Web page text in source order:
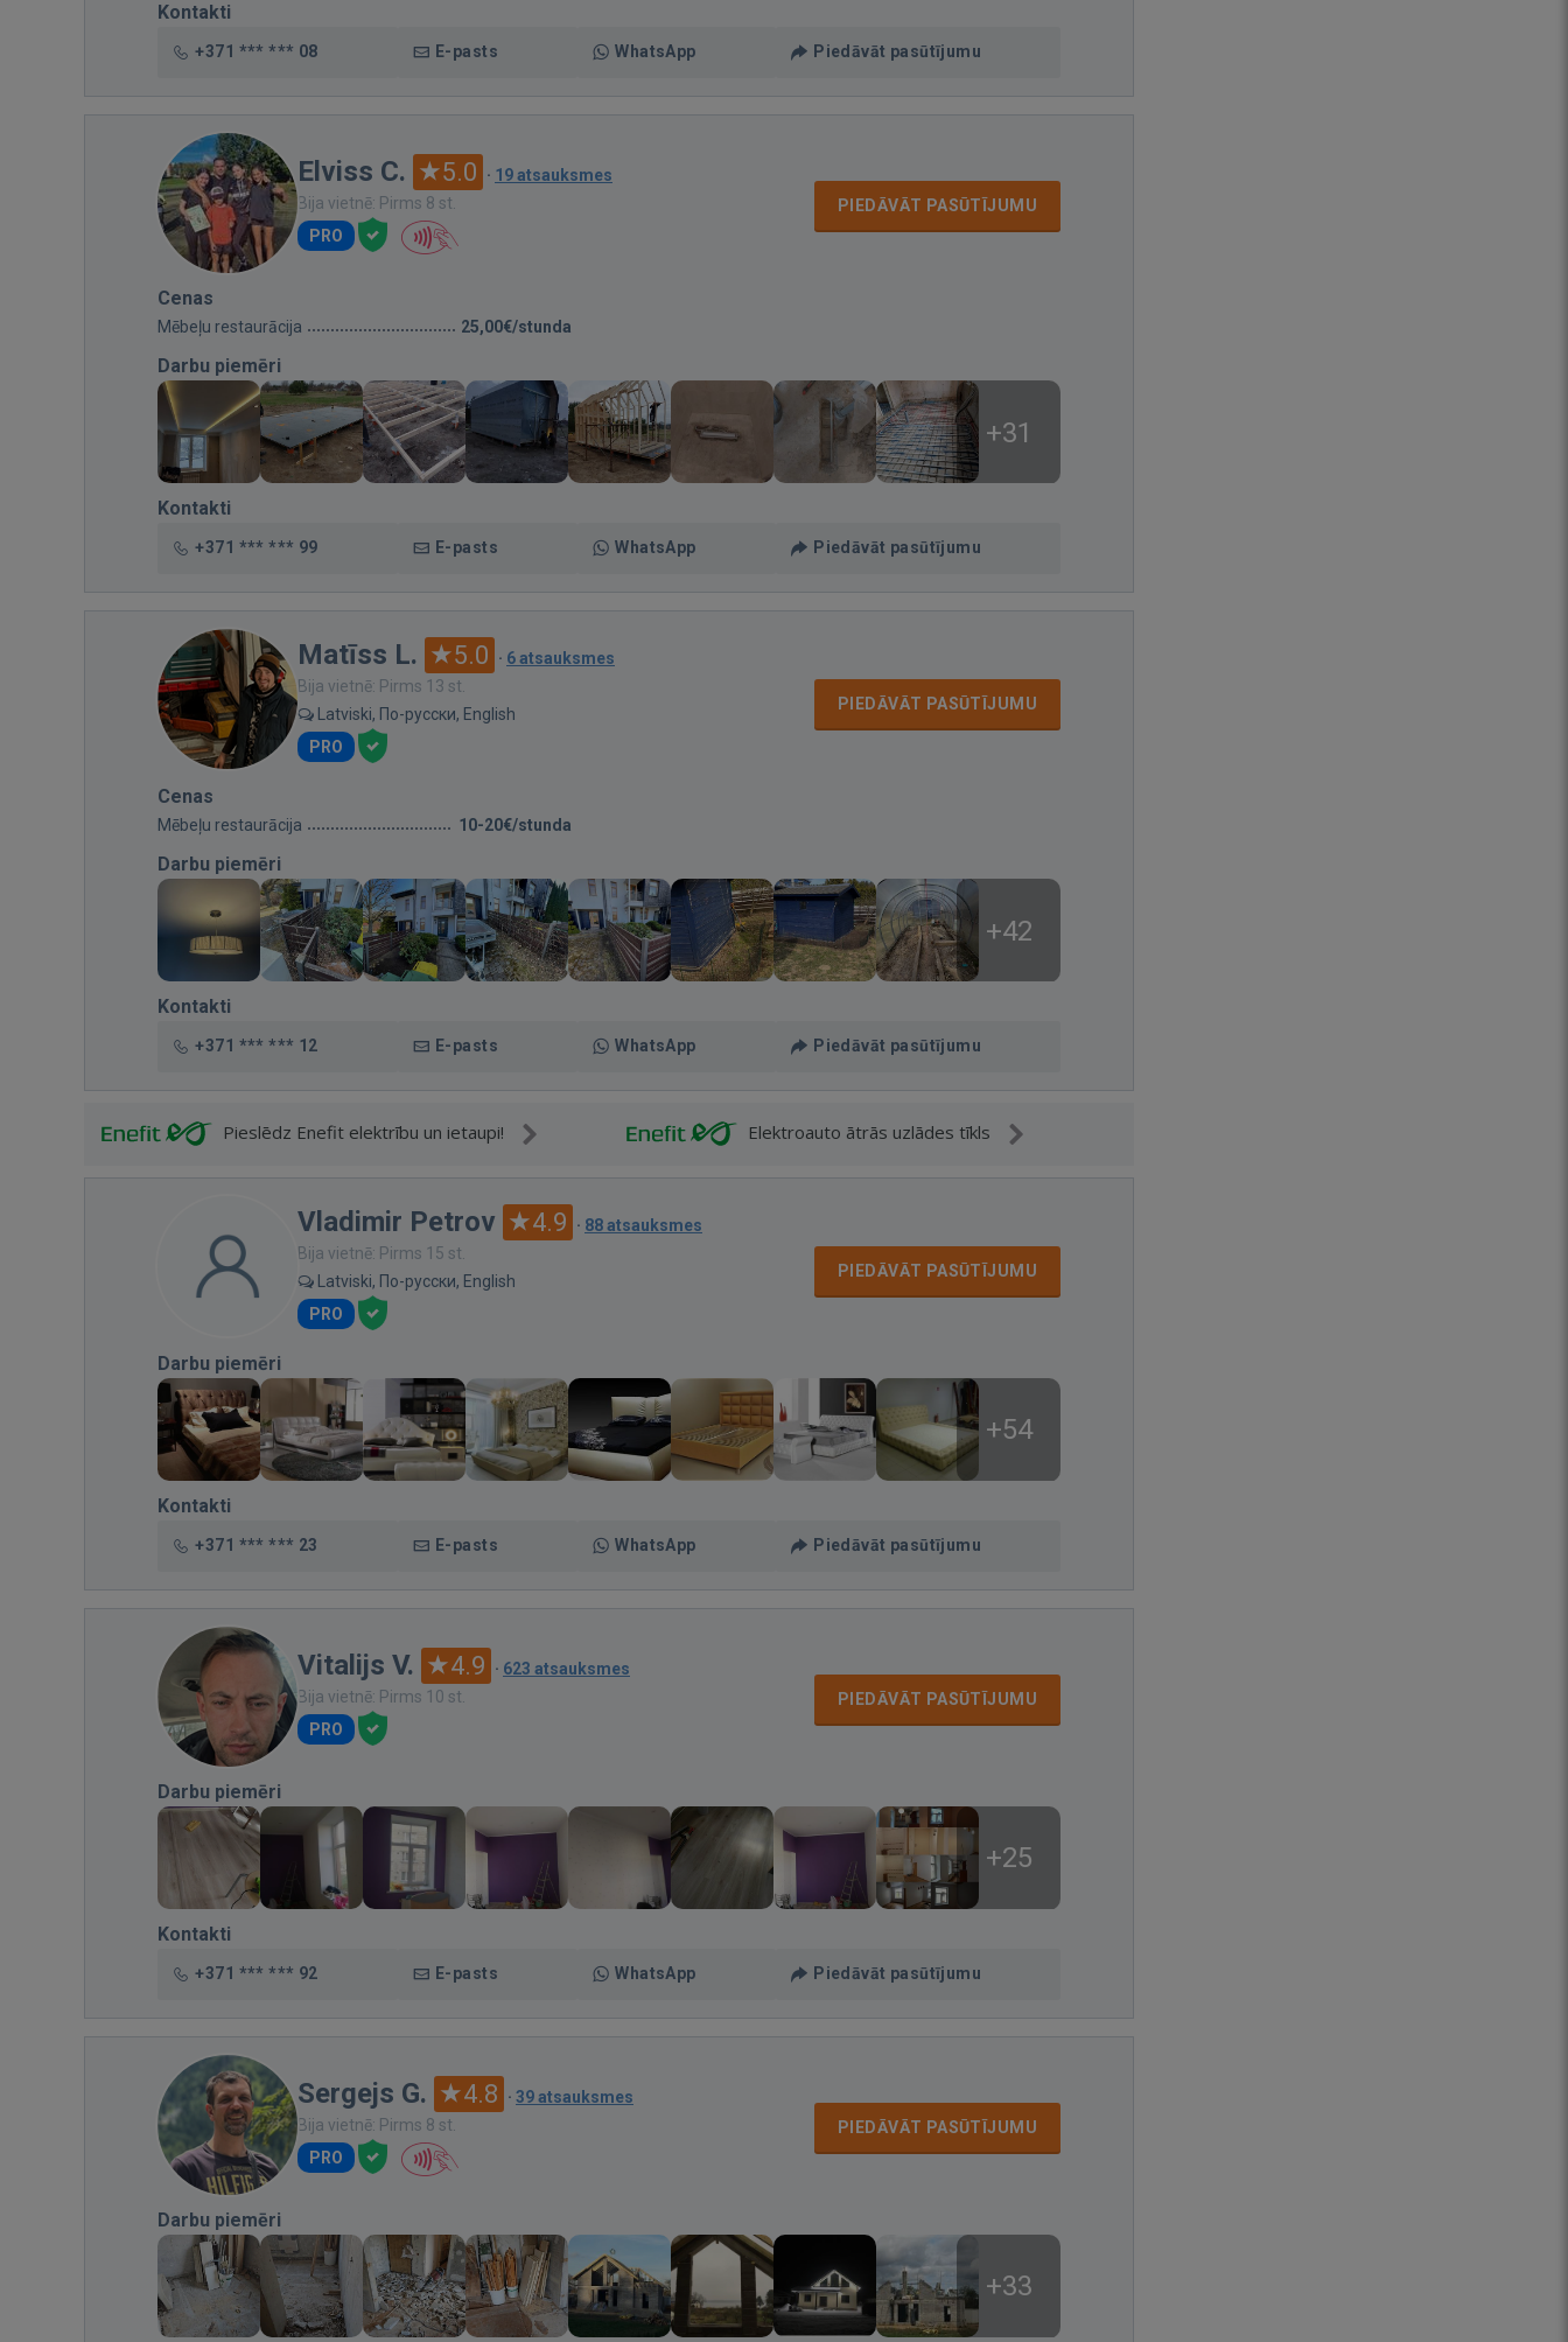
Kontakti
+371 *** *** 08 E-pasts WhatsApp Piedāvāt pasūtījumu
Elviss C. 5.0 · 19 atsauksmes
Bija vietnē: Pirms 8 st.
PRO
PIEDĀVĀT PASŪTĪJUMU
Cenas
Mēbeļu restaurācija 25,00€/stunda
Darbu piemēri
+31
Kontakti
+371 *** *** 99 E-pasts WhatsApp Piedāvāt pasūtījumu
Matīss L. 5.0 · 6 atsauksmes
Bija vietnē: Pirms 13 st.
Latviski, По-русски, English
PRO
PIEDĀVĀT PASŪTĪJUMU
Cenas
Mēbeļu restaurācija 10-20€/stunda
Darbu piemēri
+42
Kontakti
+371 *** *** 12 E-pasts WhatsApp Piedāvāt pasūtījumu
Pieslēdz Enefit elektrību un ietaupi! Elektroauto ātrās uzlādes tīkls
Vladimir Petrov 4.9 · 88 atsauksmes
Bija vietnē: Pirms 15 st.
Latviski, По-русски, English
PRO
PIEDĀVĀT PASŪTĪJUMU
Darbu piemēri
+54
Kontakti
+371 *** *** 23 E-pasts WhatsApp Piedāvāt pasūtījumu
Vitalijs V. 4.9 · 623 atsauksmes
Bija vietnē: Pirms 10 st.
PRO
PIEDĀVĀT PASŪTĪJUMU
Darbu piemēri
+25
Kontakti
+371 *** *** 92 E-pasts WhatsApp Piedāvāt pasūtījumu
Sergejs G. 4.8 · 39 atsauksmes
Bija vietnē: Pirms 8 st.
PRO
PIEDĀVĀT PASŪTĪJUMU
Darbu piemēri
+33